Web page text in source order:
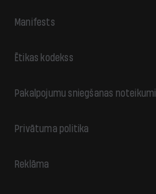
Manifests
Ētikas kodekss
Pakalpojumu sniegšanas noteikumi
Privātuma politika
Reklāma